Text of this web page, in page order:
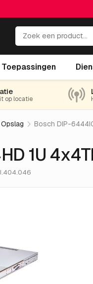
Toepassingen
op locatie
Bosch DIP-
1U